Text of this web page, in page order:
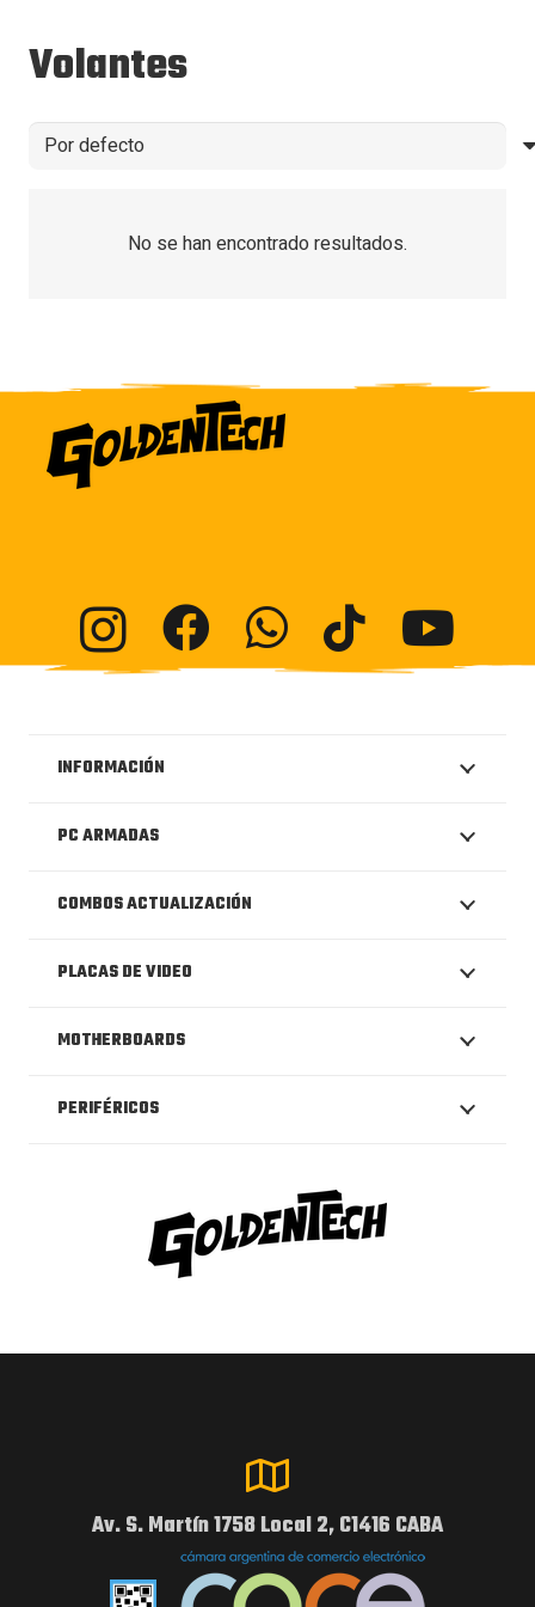
Volantes
No se han encontrado resultados.
INFORMACIÓN
PC ARMADAS
COMBOS ACTUALIZACIÓN
PLACAS DE VIDEO
MOTHERBOARDS
PERIFÉRICOS
Av. S. Martín 1758 Local 2, C1416 CABA